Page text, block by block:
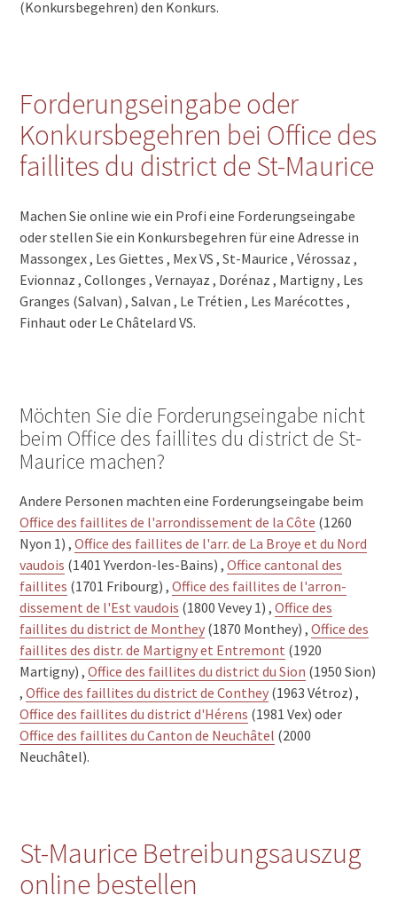
(Konkursbegehren) den Konkurs.
Forderungseingabe oder
Konkursbegehren bei Office des
faillites du district de St-Maurice
Machen Sie online wie ein Profi eine Forderungseingabe
oder stellen Sie ein Konkursbegehren für eine Adresse in
Massongex , Les Giettes , Mex VS , St-Maurice , Vérossaz ,
Evionnaz , Collonges , Vernayaz , Dorénaz , Martigny , Les
Granges (Salvan) , Salvan , Le Trétien , Les Marécottes ,
Finhaut oder Le Châtelard VS.
Möchten Sie die Forderungseingabe nicht
beim Office des faillites du district de St-
Maurice machen?
Andere Personen machten eine Forderungseingabe beim
Office des faillites de l'arrondissement de la Côte (1260
Nyon 1) ,Office des faillites de l'arr. de La Broye et du Nord
vaudois (1401 Yverdon-les-Bains) ,Office cantonal des
faillites (1701 Fribourg) ,Office des faillites de l'arron-
dissement de l'Est vaudois (1800 Vevey 1) ,Office des
faillites du district de Monthey (1870 Monthey) ,Office des
faillites des distr. de Martigny et Entremont (1920
Martigny) ,Office des faillites du district du Sion (1950 Sion)
,Office des faillites du district de Conthey (1963 Vétroz) ,
Office des faillites du district d'Hérens (1981 Vex) oder
Office des faillites du Canton de Neuchâtel (2000
Neuchâtel).
St-Maurice Betreibungsauszug
online bestellen